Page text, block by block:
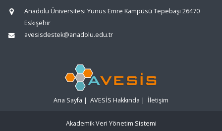
Anadolu Üniversitesi Yunus Emre Kampüsü Tepebaşı 26470
Eskişehir
avesisdestek@anadolu.edu.tr
Ana Sayfa | AVESİS Hakkında | İletişim
Akademik Veri Yönetim Sistemi